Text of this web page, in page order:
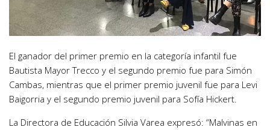
El ganador del primer premio en la categoría infantil fue
Bautista Mayor Trecco y el segundo premio fue para Simón
Cambas, mientras que el primer premio juvenil fue para Levi
Baigorria y el segundo premio juvenil para Sofía Hickert.
La Directora de Educación Silvia Varea expresó: “Malvinas en